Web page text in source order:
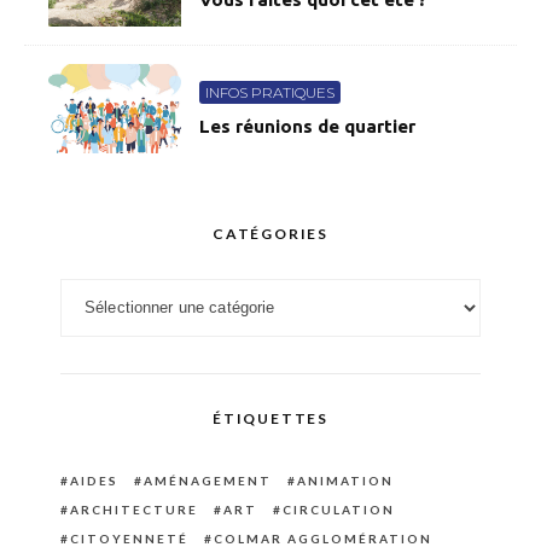
INFOS PRATIQUES
Les réunions de quartier
CATÉGORIES
ÉTIQUETTES
AIDES AMÉNAGEMENT
ANIMATION
ARCHITECTURE
ART
CIRCULATION
CITOYENNETÉ
COLMAR AGGLOMÉRATION